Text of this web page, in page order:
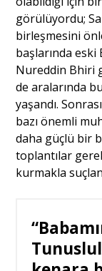
görülüyordu;
birleşmesini
başlarında
Nureddin Bhiri
de aralarında
yaşandı.
bazı önemli
daha güçlü bir
toplantılar
kurmakla